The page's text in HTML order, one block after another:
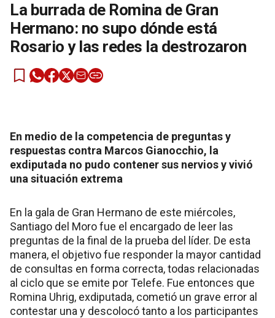
La burrada de Romina de Gran
Hermano: no supo dónde está
Rosario y las redes la destrozaron
En medio de la competencia de preguntas y
respuestas contra Marcos Gianocchio, la
exdiputada no pudo contener sus nervios y vivió
una situación extrema
En la gala de Gran Hermano de este miércoles,
Santiago del Moro fue el encargado de leer las
preguntas de la final de la prueba del líder. De esta
manera, el objetivo fue responder la mayor cantidad
de consultas en forma correcta, todas relacionadas
al ciclo que se emite por Telefe. Fue entonces que
Romina Uhrig, exdiputada, cometió un grave error al
contestar una y descolocó tanto a los participantes